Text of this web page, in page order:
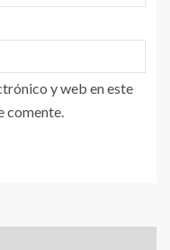
y web en este
comente.